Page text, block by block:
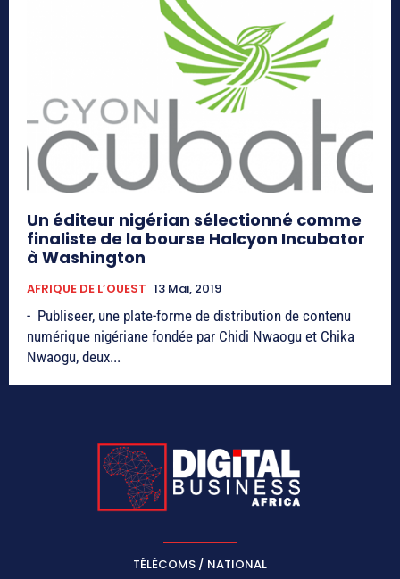
Un éditeur nigérian sélectionné comme
finaliste de la bourse Halcyon Incubator
à Washington
AFRIQUE DE L’OUEST 13 Mai, 2019
- Publiseer, une plate-forme de distribution de contenu
numérique nigériane fondée par Chidi Nwaogu et Chika
Nwaogu, deux...
TÉLÉCOMS / NATIONAL